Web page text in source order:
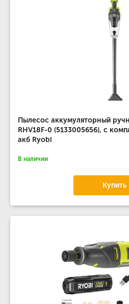
Пылесос аккумуляторный
RHV18F-0 (5133005656), с
акб Ryobi
В наличии
Купить